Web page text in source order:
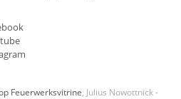
Feuerwerksvitrine , Julius Nowottnick -